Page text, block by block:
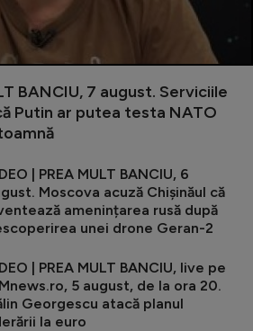
BANCIU, 7 august. Serviciile
Putin ar putea testa NATO
| PREA MULT BANCIU, 6
Moscova acuză Chișinăul că
amenințarea rusă după
unei drone Geran-2
| PREA MULT BANCIU, live pe
5 august, de la ora 20.
Georgescu atacă planul
la euro